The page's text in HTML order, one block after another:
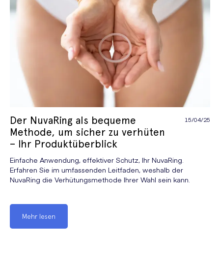
Der NuvaRing als bequeme
Methode, um sicher zu verhüten
– Ihr Produktüberblick
15/04/25
Einfache Anwendung, effektiver Schutz, Ihr NuvaRing.
Erfahren Sie im umfassenden Leitfaden, weshalb der
NuvaRing die Verhütungsmethode Ihrer Wahl sein kann.
Mehr lesen